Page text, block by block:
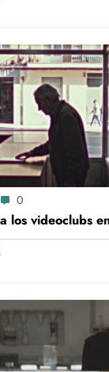
0
los videoclubs